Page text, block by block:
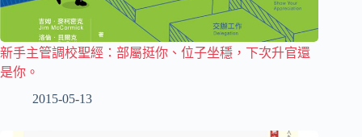
新手主管調校聖經：部屬挺你、位子坐穩，下次升官還
是你。
2015-05-13